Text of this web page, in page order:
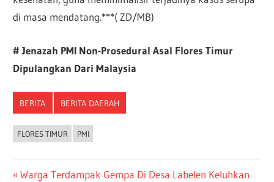
di masa mendatang.***( ZD/MB)
# Jenazah PMI Non-Prosedural Asal Flores Timur
Dipulangkan Dari Malaysia
BERITA BERITA DAERAH
FLORES TIMUR PMI
Warga Terdampak Gempa Di Desa Labelen Keluhkan